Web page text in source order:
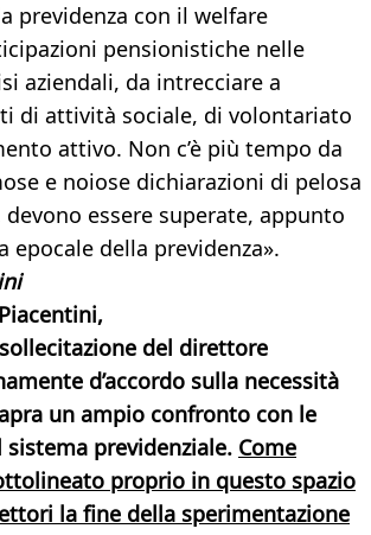
previdenza con il welfare
pensionistiche nelle
aziendali, da intrecciare a
di attività sociale, di volontariato
attivo. Non c’è più tempo da
e noiose dichiarazioni di pelosa
essere superate, appunto
epocale della previdenza».
del direttore
d’accordo sulla necessità
un ampio confronto con le
previdenziale. Come
proprio in questo spazio
la fine della sperimentazione